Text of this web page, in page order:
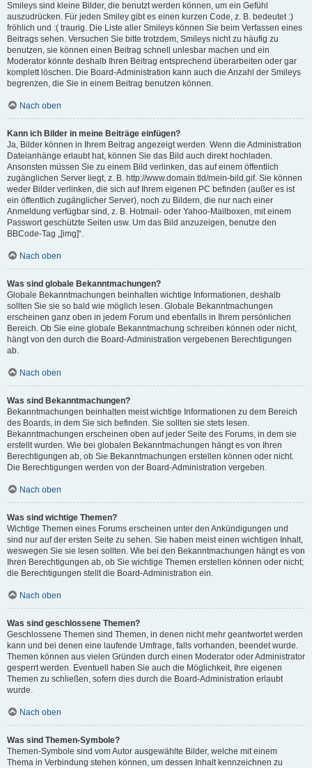
Smileys sind kleine Bilder, die benutzt werden können, um ein Gefühl
auszudrücken. Für jeden Smiley gibt es einen kurzen Code, z. B. bedeutet :)
fröhlich und :( traurig. Die Liste aller Smileys können Sie beim Verfassen eines
Beitrags sehen. Versuchen Sie bitte trotzdem, Smileys nicht zu häufig zu
benutzen, sie können einen Beitrag schnell unlesbar machen und ein
Moderator könnte deshalb Ihren Beitrag entsprechend überarbeiten oder gar
komplett löschen. Die Board-Administration kann auch die Anzahl der Smileys
begrenzen, die Sie in einem Beitrag benutzen können.
Nach oben
Kann ich Bilder in meine Beiträge einfügen?
Ja, Bilder können in Ihrem Beitrag angezeigt werden. Wenn die Administration
Dateianhänge erlaubt hat, können Sie das Bild auch direkt hochladen.
Ansonsten müssen Sie zu einem Bild verlinken, das auf einem öffentlich
zugänglichen Server liegt, z. B. http://www.domain.tld/mein-bild.gif. Sie können
weder Bilder verlinken, die sich auf Ihrem eigenen PC befinden (außer es ist
ein öffentlich zugänglicher Server), noch zu Bildern, die nur nach einer
Anmeldung verfügbar sind, z. B. Hotmail- oder Yahoo-Mailboxen, mit einem
Passwort geschützte Seiten usw. Um das Bild anzuzeigen, benutze den
BBCode-Tag „[img]“.
Nach oben
Was sind globale Bekanntmachungen?
Globale Bekanntmachungen beinhalten wichtige Informationen, deshalb
sollten Sie sie so bald wie möglich lesen. Globale Bekanntmachungen
erscheinen ganz oben in jedem Forum und ebenfalls in Ihrem persönlichen
Bereich. Ob Sie eine globale Bekanntmachung schreiben können oder nicht,
hängt von den durch die Board-Administration vergebenen Berechtigungen
ab.
Nach oben
Was sind Bekanntmachungen?
Bekanntmachungen beinhalten meist wichtige Informationen zu dem Bereich
des Boards, in dem Sie sich befinden. Sie sollten sie stets lesen.
Bekanntmachungen erscheinen oben auf jeder Seite des Forums, in dem sie
erstellt wurden. Wie bei globalen Bekanntmachungen hängt es von Ihren
Berechtigungen ab, ob Sie Bekanntmachungen erstellen können oder nicht.
Die Berechtigungen werden von der Board-Administration vergeben.
Nach oben
Was sind wichtige Themen?
Wichtige Themen eines Forums erscheinen unter den Ankündigungen und
sind nur auf der ersten Seite zu sehen. Sie haben meist einen wichtigen Inhalt,
weswegen Sie sie lesen sollten. Wie bei den Bekanntmachungen hängt es von
Ihren Berechtigungen ab, ob Sie wichtige Themen erstellen können oder nicht;
die Berechtigungen stellt die Board-Administration ein.
Nach oben
Was sind geschlossene Themen?
Geschlossene Themen sind Themen, in denen nicht mehr geantwortet werden
kann und bei denen eine laufende Umfrage, falls vorhanden, beendet wurde.
Themen können aus vielen Gründen durch einen Moderator oder Administrator
gesperrt werden. Eventuell haben Sie auch die Möglichkeit, Ihre eigenen
Themen zu schließen, sofern dies durch die Board-Administration erlaubt
wurde.
Nach oben
Was sind Themen-Symbole?
Themen-Symbole sind vom Autor ausgewählte Bilder, welche mit einem
Thema in Verbindung stehen können, um dessen Inhalt kennzeichnen zu